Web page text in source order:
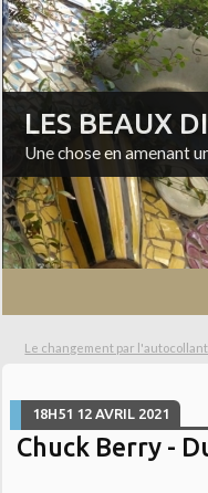
LES BEAUX
Une chose en amenant
Le changement par
18H51 12 AVRIL 2021
Chuck Berry -